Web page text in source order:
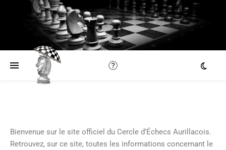
Bienvenue sur le site officiel du Cercle d’Échecs Aurillacois.
Retrouvez, sur ce site, toutes les informations concernant le